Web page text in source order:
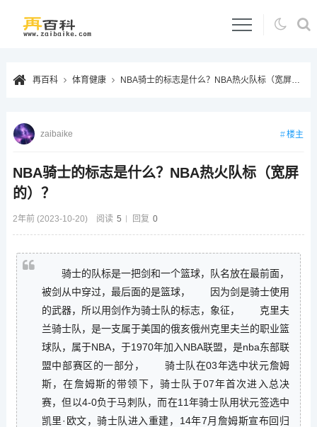
再百科 体育健康 NBA骑士的标志是什么？NBA热火队标（宽屏的）？
NBA骑士的标志是什么？NBA热火队标（宽屏
的）？
2年前 (2023-10-20) 阅读 5 回复 0
zaibaike 楼主
骑士的队标是一把剑和一个篮球，队名放在最前面，
被剑从中穿过，最后面的是篮球， 因为剑是骑士使用
的武器，所以用剑作为骑士队的标志，象征， 克里夫
兰骑士队，是一支属于美国的俄亥俄州克里夫兰的职业篮
球队，属于NBA，于1970年加入NBA联盟，是nba东部联
盟中部赛区的一部分， 骑士队在03年选中状元詹姆
斯，在詹姆斯的带领下，骑士队于07年首次进入总决
赛，但以4-0负于马刺队，而在11年骑士队用状元签选中
凯里·欧文，骑士队进入重建，14年7月詹姆斯宣布回归